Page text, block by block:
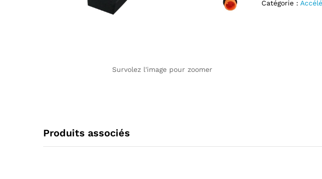
Survolez l'image pour zoomer
Catégorie :
Produits associés